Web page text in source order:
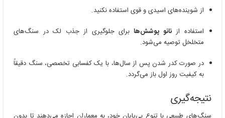
از شوینده‌های اسیدی و قوی استفاده نکنید.
استفاده ازنانو پوشش‌هابرای جلوگیری از جذب لک در سنگ‌های
متخلخل توصیه می‌شود.
در صورت کدر شدن پس از سال‌ها، با یک کفسابی تخصصی، سنگ دقیقاً
به کیفیت روز اول باز می‌گردد.
نتیجه‌گیری